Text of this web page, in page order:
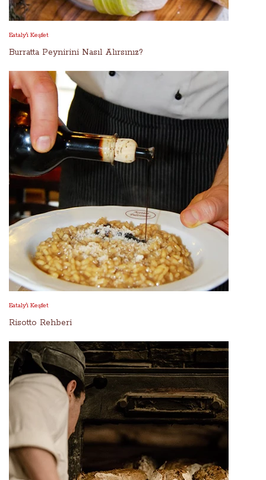
Eataly'i Keşfet
Burratta Peynirini Nasıl Alırsınız?
Eataly'i Keşfet
Risotto Rehberi